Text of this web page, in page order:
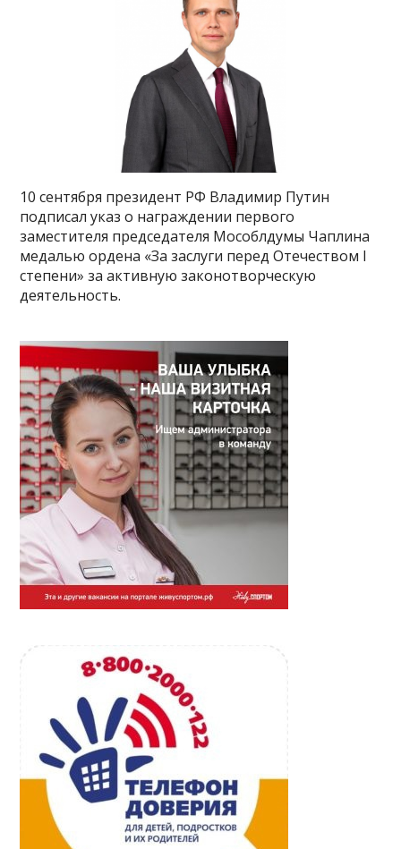
10 сентября президент РФ Владимир Путин
подписал указ о награждении первого
заместителя председателя Мособлдумы Чаплина
медалью ордена «За заслуги перед Отечеством I
степени» за активную законотворческую
деятельность.